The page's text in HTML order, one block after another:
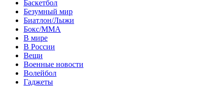
Баскетбол
Безумный мир
Биатлон/Лыжи
Бокс/MMA
В мире
В России
Вещи
Военные новости
Волейбол
Гаджеты